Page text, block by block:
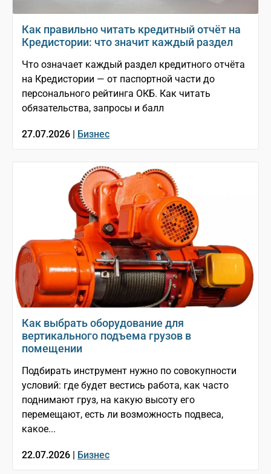
Как правильно читать кредитный отчёт на
Кредистории: что значит каждый раздел
Что означает каждый раздел кредитного отчёта
на Кредистории — от паспортной части до
персонального рейтинга ОКБ. Как читать
обязательства, запросы и балл
27.07.2026 | Бизнес
Как выбрать оборудование для
вертикального подъема грузов в
помещении
Подбирать инструмент нужно по совокупности
условий: где будет вестись работа, как часто
поднимают груз, на какую высоту его
перемещают, есть ли возможность подвеса,
какое...
22.07.2026 | Бизнес